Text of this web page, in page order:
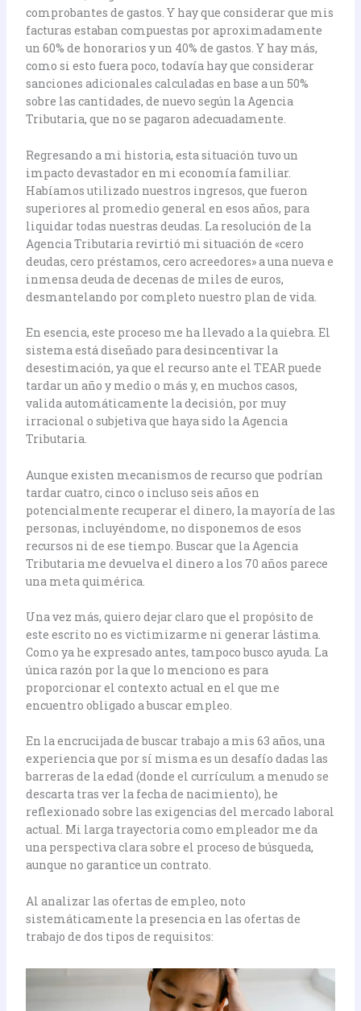
comprobantes de gastos. Y hay que considerar que mis
facturas estaban compuestas por aproximadamente
un 60% de honorarios y un 40% de gastos. Y hay más,
como si esto fuera poco, todavía hay que considerar
sanciones adicionales calculadas en base a un 50%
sobre las cantidades, de nuevo según la Agencia
Tributaria, que no se pagaron adecuadamente.
Regresando a mi historia, esta situación tuvo un
impacto devastador en mi economía familiar.
Habíamos utilizado nuestros ingresos, que fueron
superiores al promedio general en esos años, para
liquidar todas nuestras deudas. La resolución de la
Agencia Tributaria revirtió mi situación de «cero
deudas, cero préstamos, cero acreedores» a una nueva e
inmensa deuda de decenas de miles de euros,
desmantelando por completo nuestro plan de vida.
En esencia, este proceso me ha llevado a la quiebra. El
sistema está diseñado para desincentivar la
desestimación, ya que el recurso ante el TEAR puede
tardar un año y medio o más y, en muchos casos,
valida automáticamente la decisión, por muy
irracional o subjetiva que haya sido la Agencia
Tributaria.
Aunque existen mecanismos de recurso que podrían
tardar cuatro, cinco o incluso seis años en
potencialmente recuperar el dinero, la mayoría de las
personas, incluyéndome, no disponemos de esos
recursos ni de ese tiempo. Buscar que la Agencia
Tributaria me devuelva el dinero a los 70 años parece
una meta quimérica.
Una vez más, quiero dejar claro que el propósito de
este escrito no es victimizarme ni generar lástima.
Como ya he expresado antes, tampoco busco ayuda. La
única razón por la que lo menciono es para
proporcionar el contexto actual en el que me
encuentro obligado a buscar empleo.
En la encrucijada de buscar trabajo a mis 63 años, una
experiencia que por sí misma es un desafío dadas las
barreras de la edad (donde el currículum a menudo se
descarta tras ver la fecha de nacimiento), he
reflexionado sobre las exigencias del mercado laboral
actual. Mi larga trayectoria como empleador me da
una perspectiva clara sobre el proceso de búsqueda,
aunque no garantice un contrato.
Al analizar las ofertas de empleo, noto
sistemáticamente la presencia en las ofertas de
trabajo de dos tipos de requisitos: